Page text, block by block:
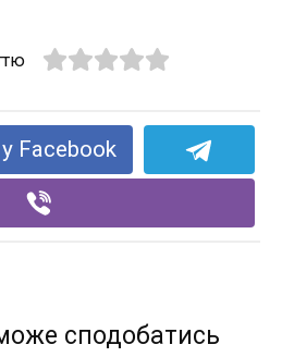
Facebook
сподобатись